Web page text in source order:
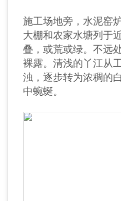
施工场地旁，水泥窑
大棚和农家水塘列于
叠，或荒或绿。不远
裸露。清浅的丫江从
浊，逐步转为浓稠的
中蜿蜒。